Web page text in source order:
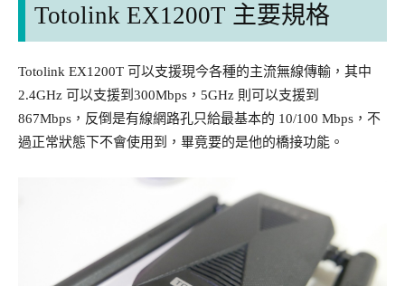
Totolink EX1200T 主要規格
Totolink EX1200T 可以支援現今各種的主流無線傳輸，其中
2.4GHz 可以支援到300Mbps，5GHz 則可以支援到
867Mbps，反倒是有線網路孔只給最基本的 10/100 Mbps，不
過正常狀態下不會使用到，畢竟要的是他的橋接功能。